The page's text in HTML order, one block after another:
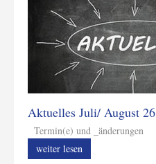
Aktuelles Juli/ August 26
Termin(e) und _änderungen
weiter lesen